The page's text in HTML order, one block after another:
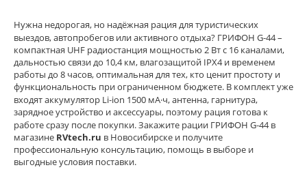
Нужна недорогая, но надёжная рация для туристических
выездов, автопробегов или активного отдыха? ГРИФОН G‑44 –
компактная UHF радиостанция мощностью 2 Вт с 16 каналами,
дальностью связи до 10,4 км, влагозащитой IPX4 и временем
работы до 8 часов, оптимальная для тех, кто ценит простоту и
функциональность при ограниченном бюджете. В комплект уже
входят аккумулятор Li‑ion 1500 мА·ч, антенна, гарнитура,
зарядное устройство и аксессуары, поэтому рация готова к
работе сразу после покупки. Закажите рации ГРИФОН G‑44 в
магазине RVtech.ru в Новосибирске и получите
профессиональную консультацию, помощь в выборе и
выгодные условия поставки.